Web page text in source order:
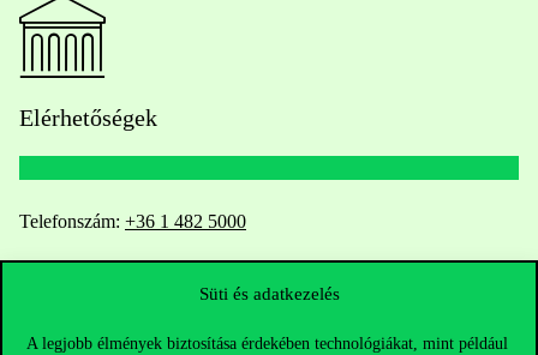
Süti és adatkezelés
A legjobb élmények biztosítása érdekében technológiákat, mint például
Elérhetőségek
Telefonszám: +36 1 482 5000
Oktatói elérhetőségek